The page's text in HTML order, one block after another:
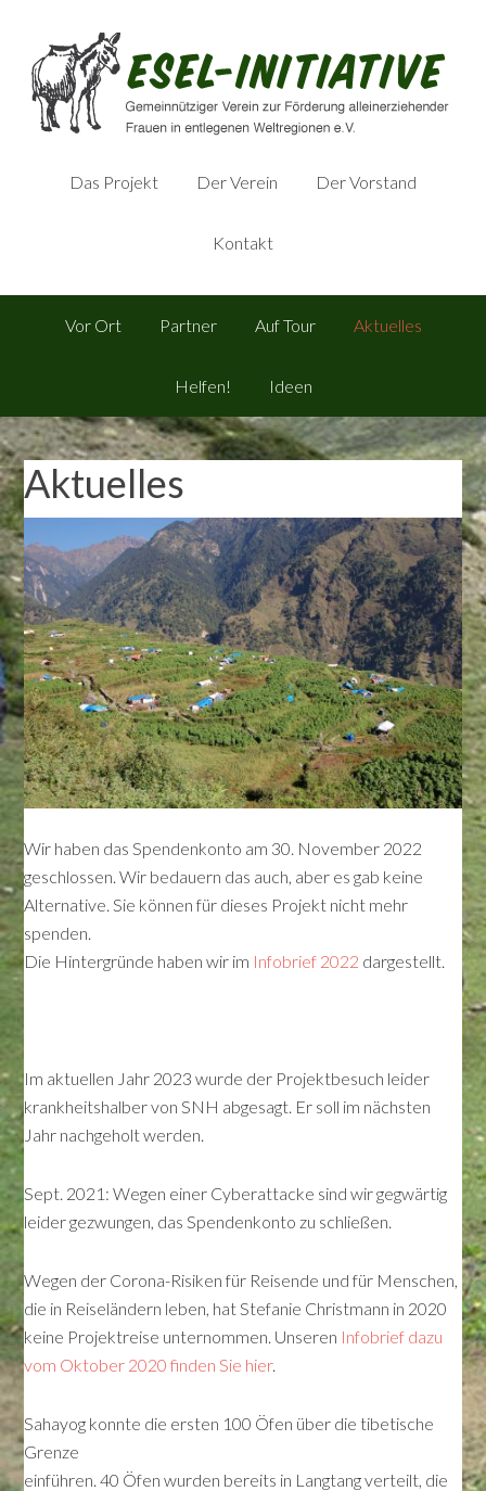
Das Projekt Der Verein Der Vorstand
Kontakt
Vor Ort Partner Auf Tour Aktuelles
Helfen! Ideen
Aktuelles
Wir haben das Spendenkonto am 30. November 2022
geschlossen. Wir bedauern das auch, aber es gab keine
Alternative. Sie können für dieses Projekt nicht mehr
spenden.
Die Hintergründe haben wir im Infobrief 2022 dargestellt.
Im aktuellen Jahr 2023 wurde der Projektbesuch leider
krankheitshalber von SNH abgesagt. Er soll im nächsten
Jahr nachgeholt werden.
Sept. 2021: Wegen einer Cyberattacke sind wir gegwärtig
leider gezwungen, das Spendenkonto zu schließen.
Wegen der Corona-Risiken für Reisende und für Menschen,
die in Reiseländern leben, hat Stefanie Christmann in 2020
keine Projektreise unternommen. Unseren Infobrief dazu
vom Oktober 2020 finden Sie hier.
Sahayog konnte die ersten 100 Öfen über die tibetische
Grenze
einführen. 40 Öfen wurden bereits in Langtang verteilt, die